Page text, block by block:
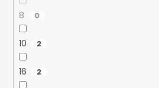
8 0
10 2
16 2